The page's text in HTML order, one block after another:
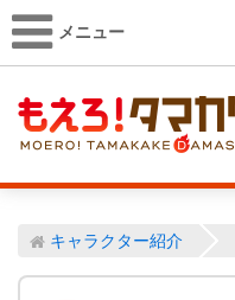
メニュー
キャラクター紹介